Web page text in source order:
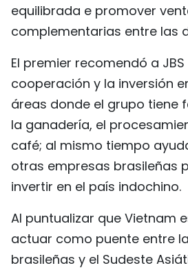
equilibrada e promover
complementarias entre las
El premier recomendó a
cooperación y la inversión
áreas donde el grupo tiene
la ganadería, el
café; al mismo tiempo
otras empresas brasileñas
invertir en el país indochino.
Al puntualizar que Vietnam
actuar como puente entre
brasileñas y el Sudeste